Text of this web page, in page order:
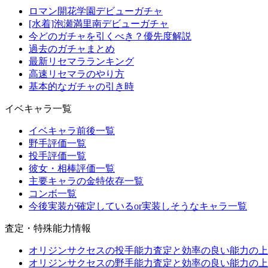
ロマン開花学園デビューガチャ
[水着]泡瀬満里南デビューガチャ
今どのガチャを引くべき？優先度解説
過去のガチャまとめ
最新リセマラランキング
高速リセマラのやり方
基本的なガチャの引き時
イベキャラ一覧
イベキャラ前後一覧
野手評価一覧
投手評価一覧
彼女・相棒評価一覧
主要キャラの金特依存一覧
コンボ一覧
今後実装が確定しているor実装しそうなキャラ一覧
査定・特殊能力情報
オリジンサクセスの投手能力査定と効率の良い能力の
オリジンサクセスの野手能力査定と効率の良い能力の